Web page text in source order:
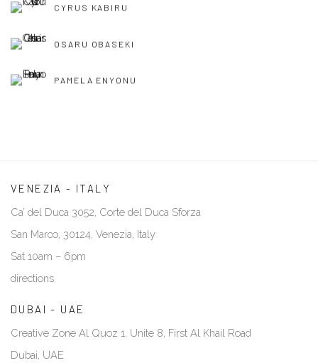
CYRUS KABIRU
OSARU OBASEKI
PAMELA ENYONU
VENEZIA - ITALY
Ca’ del Duca 3052, Corte del Duca Sforza
San Marco, 30124, Venezia, Italy
Sat 10am – 6pm
directions
DUBAI - UAE
Creative Zone Al Quoz 1, Unite 8, First Al Khail Road
Dubai, UAE